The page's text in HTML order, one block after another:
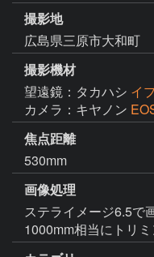
撮影地
広島県三原市大和町
撮影機材
望遠鏡：タカハシ イ
カメラ：キヤノン
焦点距離
530mm
画像処理
ステライメージ6.5で
1000mm相当にトリミ